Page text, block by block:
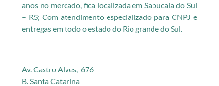
anos no mercado, fica localizada em Sapucaia do Sul
– RS; Com atendimento especializado para CNPJ e
entregas em todo o estado do Rio grande do Sul.
Av. Castro Alves, 676
B. Santa Catarina